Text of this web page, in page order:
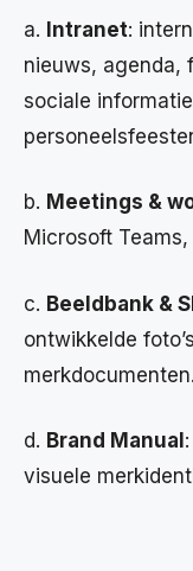
a. Intranet:
nieuws, agenda,
sociale
b. Meetings &
Microsoft
c. Beeldbank &
ontwikkelde
merkdocumenten.
d. Brand Manual
visuele